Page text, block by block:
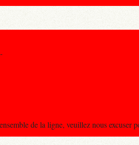
de la ligne, veuillez nous excuser